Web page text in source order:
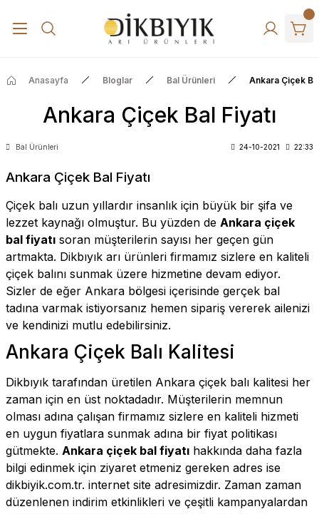
Anasayfa Bloglar Bal Ürünleri Ankara Çiçek
Ankara Çiçek Bal Fiyatı
Bal Ürünleri 24-10-2021 22:33
Ankara Çiçek Bal Fiyatı
Çiçek balı uzun yıllardır insanlık için büyük bir şifa ve
lezzet kaynağı olmuştur. Bu yüzden de Ankara çiçek
bal fiyatı soran müşterilerin sayısı her geçen gün
artmakta. Dikbıyık arı ürünleri firmamız sizlere en kaliteli
çiçek balını sunmak üzere hizmetine devam ediyor.
Sizler de eğer Ankara bölgesi içerisinde gerçek bal
tadına varmak istiyorsanız hemen sipariş vererek ailenizi
ve kendinizi mutlu edebilirsiniz.
Ankara Çiçek Balı Kalitesi
Dikbıyık tarafından üretilen Ankara çiçek balı kalitesi her
zaman için en üst noktadadır. Müşterilerin memnun
olması adına çalışan firmamız sizlere en kaliteli hizmeti
en uygun fiyatlara sunmak adına bir fiyat politikası
gütmekte. Ankara çiçek bal fiyatı hakkında daha fazla
bilgi edinmek için ziyaret etmeniz gereken adres ise
dikbiyik.com.tr. internet site adresimizdir. Zaman zaman
düzenlenen indirim etkinlikleri ve çeşitli kampanyalardan